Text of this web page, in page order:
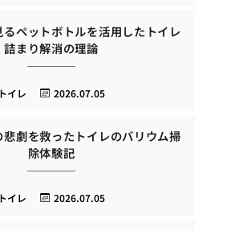
ペットボトルを活用したトイレ
詰まり解消の理論
2026.07.05
トイレ
劇を救ったトイレのバリウム掃
除体験記
2026.07.05
トイレ